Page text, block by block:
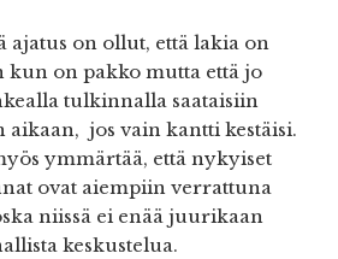
ajatus on ollut, että lakia on
kun on pakko mutta että jo
tulkinnalla saataisiin
aikaan, jos vain kantti kestäisi.
ymmärtää, että nykyiset
ovat aiempiin verrattuna
niissä ei enää juurikaan
keskustelua.